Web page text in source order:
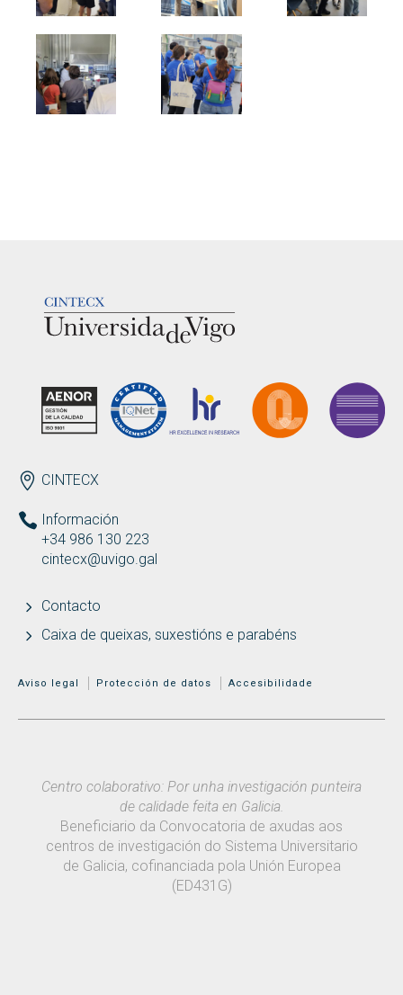
ENDEREZO
CINTECX
Información
+34 986 130 223
cintecx@uvigo.gal
Contacto
Caixa de queixas, suxestións e parabéns
MENÚ ADICIONAL
Aviso legal Protección de datos Accesibilidade
Centro colaborativo: Por unha investigación punteira
de calidade feita en Galicia.
Beneficiario da Convocatoria de axudas aos
centros de investigación do Sistema Universitario
de Galicia, cofinanciada pola Unión Europea
(ED431G)